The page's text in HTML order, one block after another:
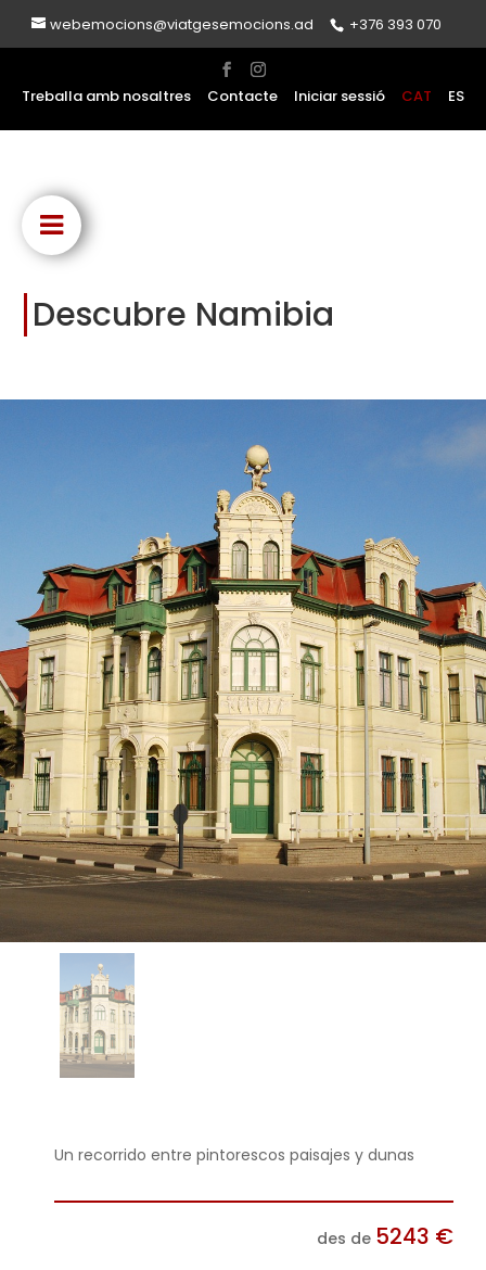
webemocions@viatgesemocions.ad +376 393 070
Treballa amb nosaltres Contacte Iniciar sessió CAT ES
Descubre Namibia
Un recorrido entre pintorescos paisajes y dunas
des de 5243 €